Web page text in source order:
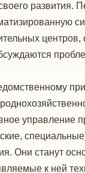
развития.
управление
Они станут
к ней